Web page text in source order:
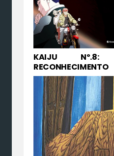
KAIJU Nº.8:
RECONHECIMENTO